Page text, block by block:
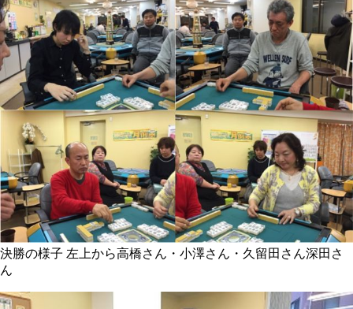
決勝の様子 左上から高橋さん・小澤さん・久留田さん深田さ
ん